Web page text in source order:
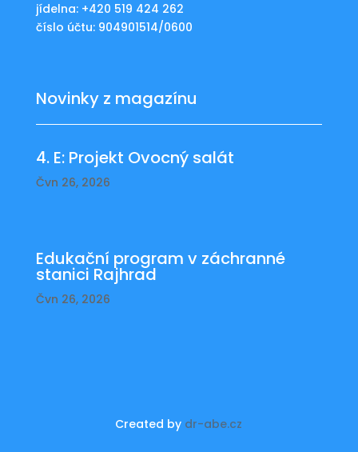
jídelna: +420 519 424 262
číslo účtu: 904901514/0600
Novinky z magazínu
4. E: Projekt Ovocný salát
Čvn 26, 2026
Edukační program v záchranné
stanici Rajhrad
Čvn 26, 2026
Created by dr-abe.cz